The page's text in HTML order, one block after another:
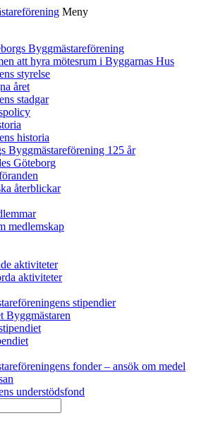
Meny
Byggmästareförening
att hyra mötesrum i Byggarnas Hus
styrelse
året
stadgar
historia
Byggmästareförening 125 år
Göteborg
återblickar
medlemskap
aktiviteter
aktiviteter
stipendier
Byggmästaren
fonder – ansök om medel
understödsfond